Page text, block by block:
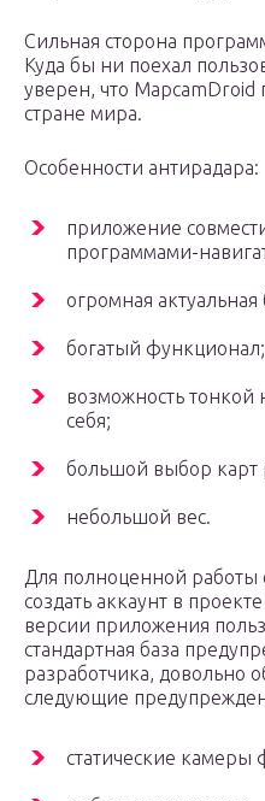
Сильная сторона
Куда бы ни поехал
уверен, что
стране мира.
Особенности антирадара:
приложение
программами-
огромная
богатый функционал;
возможность
себя;
большой выбор карт
небольшой вес.
Для полноценной работы
создать аккаунт в
версии приложения
стандартная база
разработчика, довольно
следующие
статические камеры